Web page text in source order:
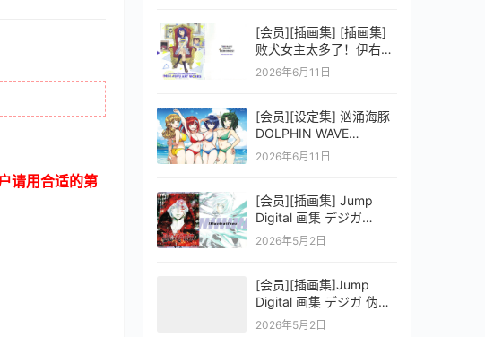
请用合适的第
[会员][插画集] [插画集]
败犬女主太多了！伊右群
ARTWORKS
2026年6月11日
[会员][设定集] 汹涌海豚
DOLPHIN WAVE
OFFICIAL VISUAL
2026年6月11日
[会员][插画集] Jump
Digital 画集 デジガ
D.Gray-man
2026年5月2日
[会员][插画集]Jump
Digital 画集 デジガ 伪恋
ニセコイ 3
2026年5月2日